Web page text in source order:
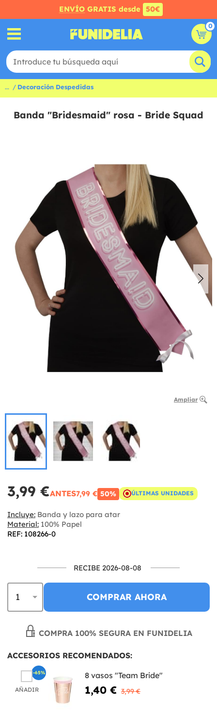
ENVÍO GRATIS desde 50€
0
... Decoración Despedidas
Banda "Bridesmaid" rosa - Bride Squad
Ampliar
3,99 €ANTES7,99 € 50% ÚLTIMAS UNIDADES
Incluye: Banda y lazo para atar
Material: 100% Papel
REF: 108266-0
RECIBE 2026-08-08
COMPRAR AHORA
COMPRA 100% SEGURA EN FUNIDELIA
ACCESORIOS RECOMENDADOS:
AÑADIR
8 vasos "Team Bride"
1,40 € 3,99 €
-65%